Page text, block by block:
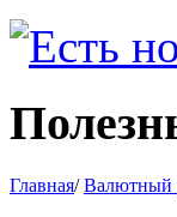
Главная/Валютный